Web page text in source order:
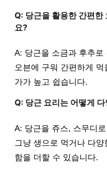
Q: 당근을 활용한 간편한
요?
A: 당근을 소금과 후추
오븐에 구워 간편하게
가가 높고 쉽습니다.
Q: 당근 요리는 어떻게
A: 당근을 쥬스, 스무디
그냥 생으로 먹거나 다
함을 더할 수 있습니다.